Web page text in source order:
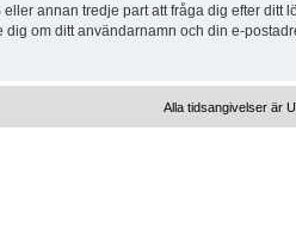
annan tredje part att fråga dig efter ditt
om ditt användarnamn och din e-
Alla tidsangivelser är